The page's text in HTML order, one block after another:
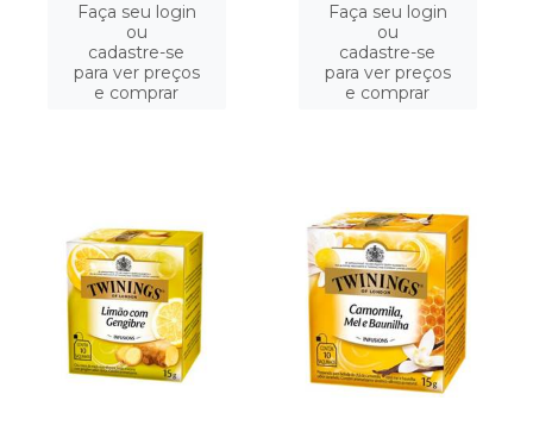
Faça seu login
ou
cadastre-se
para ver preços
e comprar
Faça seu login
ou
cadastre-se
para ver preços
e comprar